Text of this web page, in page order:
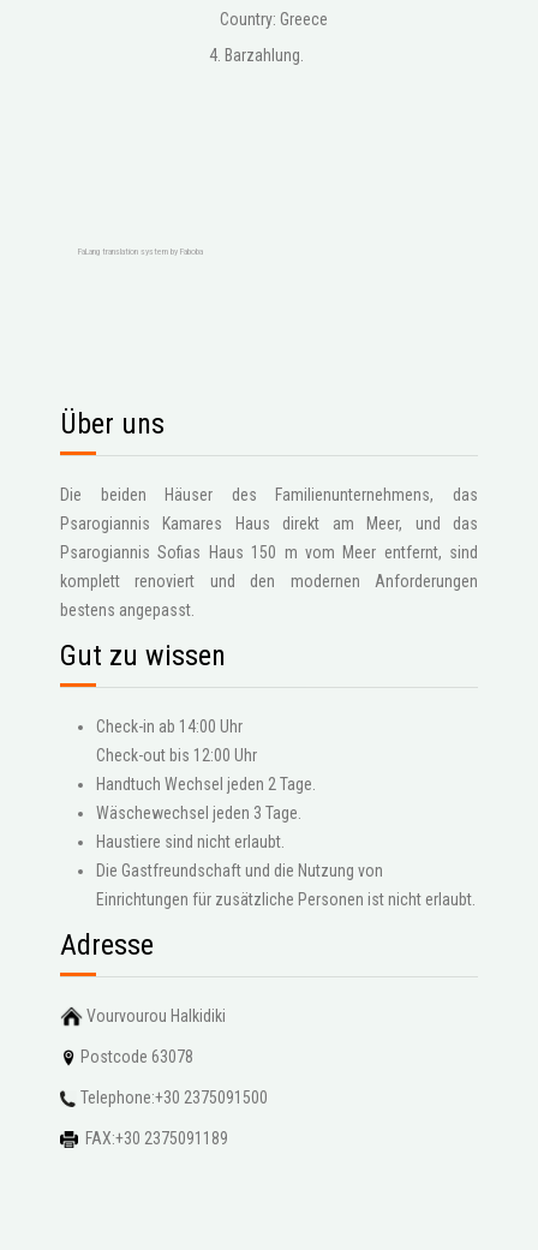
Country: Greece
4. Barzahlung.
FaLang translation system by Faboba
Über uns
Die beiden Häuser des Familienunternehmens, das
Psarogiannis Kamares Haus direkt am Meer, und das
Psarogiannis Sofias Haus 150 m vom Meer entfernt, sind
komplett renoviert und den modernen Anforderungen
bestens angepasst.
Gut zu wissen
Check-in ab 14:00 Uhr
Check-out bis 12:00 Uhr
Handtuch Wechsel jeden 2 Tage.
Wäschewechsel jeden 3 Tage.
Haustiere sind nicht erlaubt.
Die Gastfreundschaft und die Nutzung von
Einrichtungen für zusätzliche Personen ist nicht erlaubt.
Adresse
Vourvourou Halkidiki
Postcode 63078
Telephone:+30 2375091500
FAX:+30 2375091189